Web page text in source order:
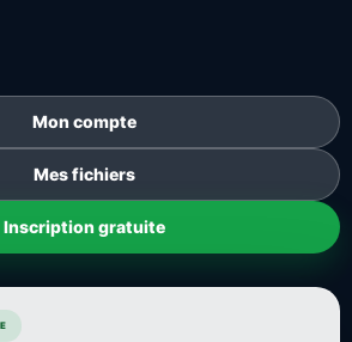
Mon compte
Mes fichiers
Inscription gratuite